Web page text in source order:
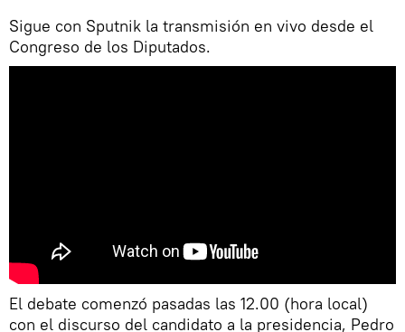
Sigue con Sputnik la transmisión en vivo desde el
Congreso de los Diputados.
El debate comenzó pasadas las 12.00 (hora local)
con el discurso del candidato a la presidencia, Pedro